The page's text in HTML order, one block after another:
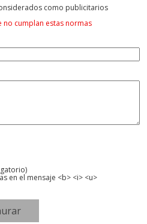
como publicitarios
no cumplan estas normas
en el mensaje <b> <i> <u>